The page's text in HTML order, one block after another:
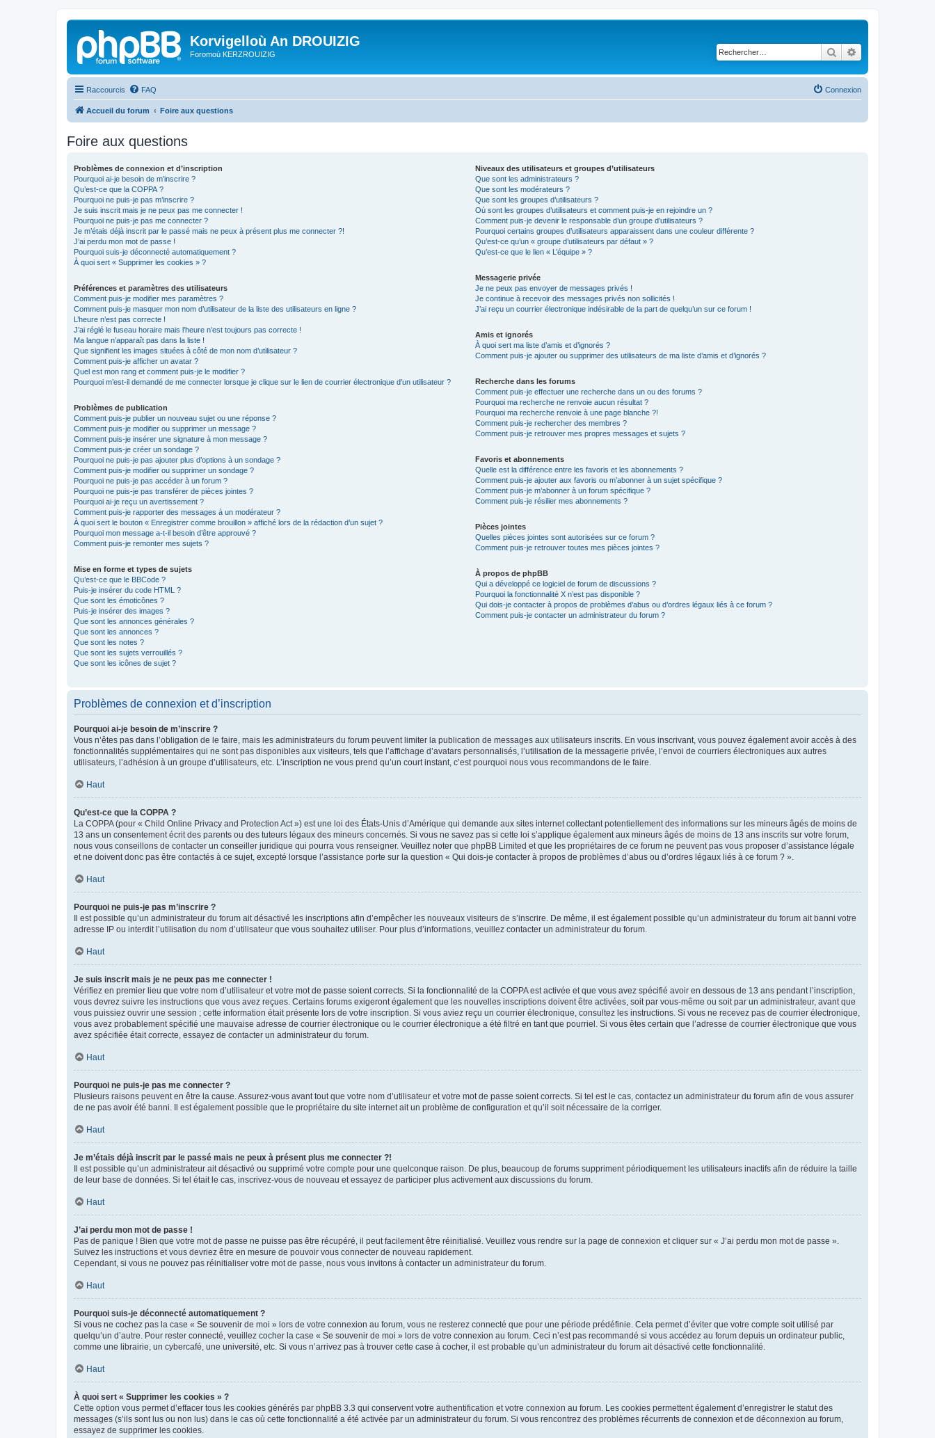
Korvigelloù An DROUIZIG
Foromoù KERZROUIZIG Rechercher
Raccourcis FAQ Connexion
Accueil du forum Foire aux questions
Foire aux questions
Problèmes de connexion et d’inscription
Pourquoi ai-je besoin de m’inscrire ?
Qu’est-ce que la COPPA ?
Pourquoi ne puis-je pas m’inscrire ?
Je suis inscrit mais je ne peux pas me connecter !
Pourquoi ne puis-je pas me connecter ?
Je m’étais déjà inscrit par le passé mais ne peux à présent plus me connecter ?!
J’ai perdu mon mot de passe !
Pourquoi suis-je déconnecté automatiquement ?
À quoi sert « Supprimer les cookies » ?
Préférences et paramètres des utilisateurs
Comment puis-je modifier mes paramètres ?
Comment puis-je masquer mon nom d’utilisateur de la liste des utilisateurs en ligne ?
L’heure n’est pas correcte !
J’ai réglé le fuseau horaire mais l’heure n’est toujours pas correcte !
Ma langue n’apparaît pas dans la liste !
Que signifient les images situées à côté de mon nom d’utilisateur ?
Comment puis-je afficher un avatar ?
Quel est mon rang et comment puis-je le modifier ?
Pourquoi m’est-il demandé de me connecter lorsque je clique sur le lien de courrier électronique d’un utilisateur ?
Problèmes de publication
Comment puis-je publier un nouveau sujet ou une réponse ?
Comment puis-je modifier ou supprimer un message ?
Comment puis-je insérer une signature à mon message ?
Comment puis-je créer un sondage ?
Pourquoi ne puis-je pas ajouter plus d’options à un sondage ?
Comment puis-je modifier ou supprimer un sondage ?
Pourquoi ne puis-je pas accéder à un forum ?
Pourquoi ne puis-je pas transférer de pièces jointes ?
Pourquoi ai-je reçu un avertissement ?
Comment puis-je rapporter des messages à un modérateur ?
À quoi sert le bouton « Enregistrer comme brouillon » affiché lors de la rédaction d’un sujet ?
Pourquoi mon message a-t-il besoin d’être approuvé ?
Comment puis-je remonter mes sujets ?
Mise en forme et types de sujets
Qu’est-ce que le BBCode ?
Puis-je insérer du code HTML ?
Que sont les émoticônes ?
Puis-je insérer des images ?
Que sont les annonces générales ?
Que sont les annonces ?
Que sont les notes ?
Que sont les sujets verrouillés ?
Que sont les icônes de sujet ?
Niveaux des utilisateurs et groupes d’utilisateurs
Que sont les administrateurs ?
Que sont les modérateurs ?
Que sont les groupes d’utilisateurs ?
Où sont les groupes d’utilisateurs et comment puis-je en rejoindre un ?
Comment puis-je devenir le responsable d’un groupe d’utilisateurs ?
Pourquoi certains groupes d’utilisateurs apparaissent dans une couleur différente ?
Qu’est-ce qu’un « groupe d’utilisateurs par défaut » ?
Qu’est-ce que le lien « L’équipe » ?
Messagerie privée
Je ne peux pas envoyer de messages privés !
Je continue à recevoir des messages privés non sollicités !
J’ai reçu un courrier électronique indésirable de la part de quelqu’un sur ce forum !
Amis et ignorés
À quoi sert ma liste d’amis et d’ignorés ?
Comment puis-je ajouter ou supprimer des utilisateurs de ma liste d’amis et d’ignorés ?
Recherche dans les forums
Comment puis-je effectuer une recherche dans un ou des forums ?
Pourquoi ma recherche ne renvoie aucun résultat ?
Pourquoi ma recherche renvoie à une page blanche ?!
Comment puis-je rechercher des membres ?
Comment puis-je retrouver mes propres messages et sujets ?
Favoris et abonnements
Quelle est la différence entre les favoris et les abonnements ?
Comment puis-je ajouter aux favoris ou m’abonner à un sujet spécifique ?
Comment puis-je m’abonner à un forum spécifique ?
Comment puis-je résilier mes abonnements ?
Pièces jointes
Quelles pièces jointes sont autorisées sur ce forum ?
Comment puis-je retrouver toutes mes pièces jointes ?
À propos de phpBB
Qui a développé ce logiciel de forum de discussions ?
Pourquoi la fonctionnalité X n’est pas disponible ?
Qui dois-je contacter à propos de problèmes d’abus ou d’ordres légaux liés à ce forum ?
Comment puis-je contacter un administrateur du forum ?
Problèmes de connexion et d’inscription
Pourquoi ai-je besoin de m’inscrire ?
Vous n’êtes pas dans l’obligation de le faire, mais les administrateurs du forum peuvent limiter la publication de messages aux utilisateurs inscrits. En vous inscrivant, vous pouvez également avoir accès à des
fonctionnalités supplémentaires qui ne sont pas disponibles aux visiteurs, tels que l’affichage d’avatars personnalisés, l’utilisation de la messagerie privée, l’envoi de courriers électroniques aux autres
utilisateurs, l’adhésion à un groupe d’utilisateurs, etc. L’inscription ne vous prend qu’un court instant, c’est pourquoi nous vous recommandons de le faire.
Haut
Qu’est-ce que la COPPA ?
La COPPA (pour « Child Online Privacy and Protection Act ») est une loi des États-Unis d’Amérique qui demande aux sites internet collectant potentiellement des informations sur les mineurs âgés de moins de
13 ans un consentement écrit des parents ou des tuteurs légaux des mineurs concernés. Si vous ne savez pas si cette loi s’applique également aux mineurs âgés de moins de 13 ans inscrits sur votre forum,
nous vous conseillons de contacter un conseiller juridique qui pourra vous renseigner. Veuillez noter que phpBB Limited et que les propriétaires de ce forum ne peuvent pas vous proposer d’assistance légale
et ne doivent donc pas être contactés à ce sujet, excepté lorsque l’assistance porte sur la question « Qui dois-je contacter à propos de problèmes d’abus ou d’ordres légaux liés à ce forum ? ».
Haut
Pourquoi ne puis-je pas m’inscrire ?
Il est possible qu’un administrateur du forum ait désactivé les inscriptions afin d’empêcher les nouveaux visiteurs de s’inscrire. De même, il est également possible qu’un administrateur du forum ait banni votre
adresse IP ou interdit l’utilisation du nom d’utilisateur que vous souhaitez utiliser. Pour plus d’informations, veuillez contacter un administrateur du forum.
Haut
Je suis inscrit mais je ne peux pas me connecter !
Vérifiez en premier lieu que votre nom d’utilisateur et votre mot de passe soient corrects. Si la fonctionnalité de la COPPA est activée et que vous avez spécifié avoir en dessous de 13 ans pendant l’inscription,
vous devrez suivre les instructions que vous avez reçues. Certains forums exigeront également que les nouvelles inscriptions doivent être activées, soit par vous-même ou soit par un administrateur, avant que
vous puissiez ouvrir une session ; cette information était présente lors de votre inscription. Si vous aviez reçu un courrier électronique, consultez les instructions. Si vous ne recevez pas de courrier électronique,
vous avez probablement spécifié une mauvaise adresse de courrier électronique ou le courrier électronique a été filtré en tant que pourriel. Si vous êtes certain que l’adresse de courrier électronique que vous
avez spécifiée était correcte, essayez de contacter un administrateur du forum.
Haut
Pourquoi ne puis-je pas me connecter ?
Plusieurs raisons peuvent en être la cause. Assurez-vous avant tout que votre nom d’utilisateur et votre mot de passe soient corrects. Si tel est le cas, contactez un administrateur du forum afin de vous assurer
de ne pas avoir été banni. Il est également possible que le propriétaire du site internet ait un problème de configuration et qu’il soit nécessaire de la corriger.
Haut
Je m’étais déjà inscrit par le passé mais ne peux à présent plus me connecter ?!
Il est possible qu’un administrateur ait désactivé ou supprimé votre compte pour une quelconque raison. De plus, beaucoup de forums suppriment périodiquement les utilisateurs inactifs afin de réduire la taille
de leur base de données. Si tel était le cas, inscrivez-vous de nouveau et essayez de participer plus activement aux discussions du forum.
Haut
J’ai perdu mon mot de passe !
Pas de panique ! Bien que votre mot de passe ne puisse pas être récupéré, il peut facilement être réinitialisé. Veuillez vous rendre sur la page de connexion et cliquer sur « J’ai perdu mon mot de passe ».
Suivez les instructions et vous devriez être en mesure de pouvoir vous connecter de nouveau rapidement.
Cependant, si vous ne pouvez pas réinitialiser votre mot de passe, nous vous invitons à contacter un administrateur du forum.
Haut
Pourquoi suis-je déconnecté automatiquement ?
Si vous ne cochez pas la case « Se souvenir de moi » lors de votre connexion au forum, vous ne resterez connecté que pour une période prédéfinie. Cela permet d’éviter que votre compte soit utilisé par
quelqu’un d’autre. Pour rester connecté, veuillez cocher la case « Se souvenir de moi » lors de votre connexion au forum. Ceci n’est pas recommandé si vous accédez au forum depuis un ordinateur public,
comme une librairie, un cybercafé, une université, etc. Si vous n’arrivez pas à trouver cette case à cocher, il est probable qu’un administrateur du forum ait désactivé cette fonctionnalité.
Haut
À quoi sert « Supprimer les cookies » ?
Cette option vous permet d’effacer tous les cookies générés par phpBB 3.3 qui conservent votre authentification et votre connexion au forum. Les cookies permettent également d’enregistrer le statut des
messages (s’ils sont lus ou non lus) dans le cas où cette fonctionnalité a été activée par un administrateur du forum. Si vous rencontrez des problèmes récurrents de connexion et de déconnexion au forum,
essayez de supprimer les cookies.